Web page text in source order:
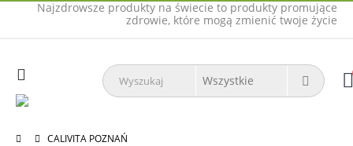
Najzdrowsze produkty na świecie to produkty promujące
zdrowie, które mogą zmienić twoje życie
CALIVITA POZNAŃ